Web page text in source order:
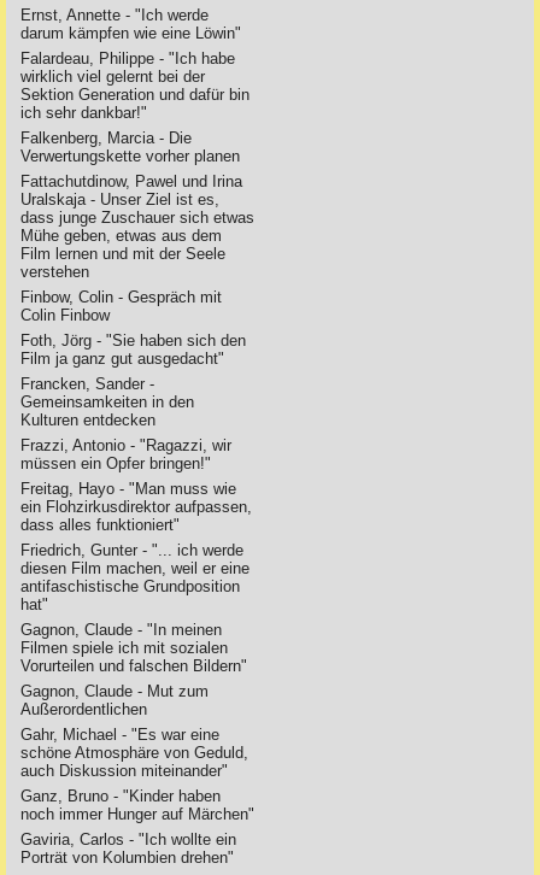
Ernst, Annette - "Ich werde
darum kämpfen wie eine Löwin"
Falardeau, Philippe - "Ich habe
wirklich viel gelernt bei der
Sektion Generation und dafür bin
ich sehr dankbar!"
Falkenberg, Marcia - Die
Verwertungskette vorher planen
Fattachutdinow, Pawel und Irina
Uralskaja - Unser Ziel ist es,
dass junge Zuschauer sich etwas
Mühe geben, etwas aus dem
Film lernen und mit der Seele
verstehen
Finbow, Colin - Gespräch mit
Colin Finbow
Foth, Jörg - "Sie haben sich den
Film ja ganz gut ausgedacht"
Francken, Sander -
Gemeinsamkeiten in den
Kulturen entdecken
Frazzi, Antonio - "Ragazzi, wir
müssen ein Opfer bringen!"
Freitag, Hayo - "Man muss wie
ein Flohzirkusdirektor aufpassen,
dass alles funktioniert"
Friedrich, Gunter - "... ich werde
diesen Film machen, weil er eine
antifaschistische Grundposition
hat"
Gagnon, Claude - "In meinen
Filmen spiele ich mit sozialen
Vorurteilen und falschen Bildern"
Gagnon, Claude - Mut zum
Außerordentlichen
Gahr, Michael - "Es war eine
schöne Atmosphäre von Geduld,
auch Diskussion miteinander"
Ganz, Bruno - "Kinder haben
noch immer Hunger auf Märchen"
Gaviria, Carlos - "Ich wollte ein
Porträt von Kolumbien drehen"